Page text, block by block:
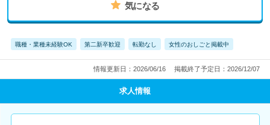
気になる
職種・業種未経験OK 第二新卒歓迎 転勤なし 女性のおしごと掲載中
情報更新日：2026/06/16 掲載終了予定日：2026/12/07
求人情報